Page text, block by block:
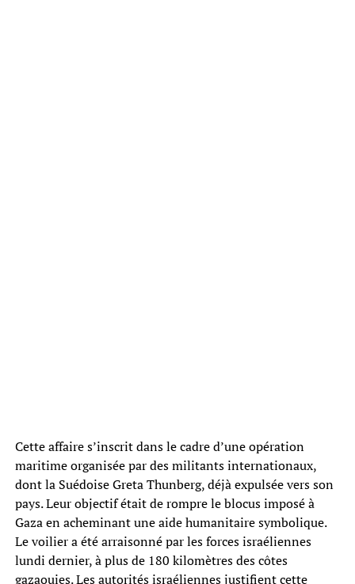
Cette affaire s’inscrit dans le cadre d’une opération
maritime organisée par des militants internationaux,
dont la Suédoise Greta Thunberg, déjà expulsée vers son
pays. Leur objectif était de rompre le blocus imposé à
Gaza en acheminant une aide humanitaire symbolique.
Le voilier a été arraisonné par les forces israéliennes
lundi dernier, à plus de 180 kilomètres des côtes
gazaouies. Les autorités israéliennes justifient cette